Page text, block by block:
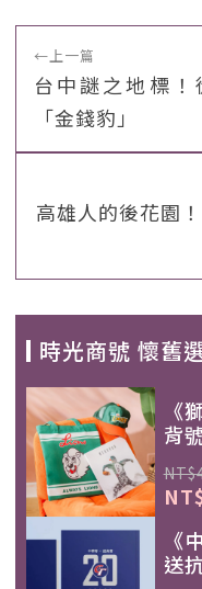
←上一篇
台中謎之地標
「金錢豹」
高雄人的後花園
時光商號 懷舊
《
背
《
送